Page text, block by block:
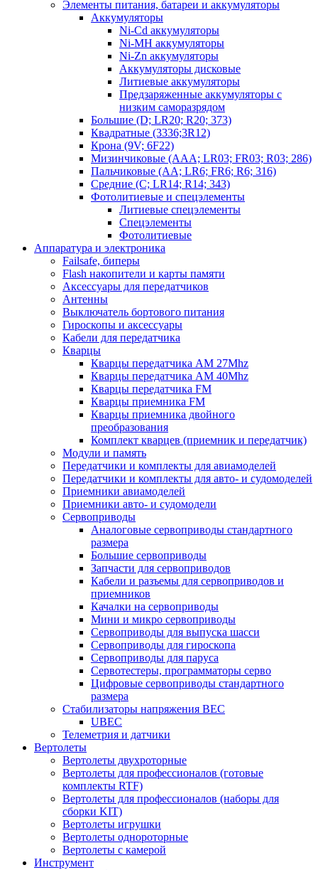
Элементы питания, батареи и аккумуляторы
Аккумуляторы
Ni-Cd аккумуляторы
Ni-MH аккумуляторы
Ni-Zn аккумуляторы
Аккумуляторы дисковые
Литиевые аккумуляторы
Предзаряженные аккумуляторы с
низким саморазрядом
Большие (D; LR20; R20; 373)
Квадратные (3336;3R12)
Крона (9V; 6F22)
Мизинчиковые (AAA; LR03; FR03; R03; 286)
Пальчиковые (AA; LR6; FR6; R6; 316)
Средние (C; LR14; R14; 343)
Фотолитиевые и спецэлементы
Литиевые спецэлементы
Спецэлементы
Фотолитиевые
Аппаратура и электроника
Failsafe, биперы
Flash накопители и карты памяти
Аксессуары для передатчиков
Антенны
Выключатель бортового питания
Гироскопы и аксессуары
Кабели для передатчика
Кварцы
Кварцы передатчика AM 27Mhz
Кварцы передатчика AM 40Mhz
Кварцы передатчика FM
Кварцы приемника FM
Кварцы приемника двойного
преобразования
Комплект кварцев (приемник и передатчик)
Модули и память
Передатчики и комплекты для авиамоделей
Передатчики и комплекты для авто- и судомоделей
Приемники авиамоделей
Приемники авто- и судомодели
Сервоприводы
Аналоговые сервоприводы стандартного
размера
Большие сервоприводы
Запчасти для сервоприводов
Кабели и разъемы для сервоприводов и
приемников
Качалки на сервоприводы
Мини и микро сервоприводы
Сервоприводы для выпуска шасси
Сервоприводы для гироскопа
Сервоприводы для паруса
Сервотестеры, программаторы серво
Цифровые сервоприводы стандартного
размера
Стабилизаторы напряжения BEC
UBEC
Телеметрия и датчики
Вертолеты
Вертолеты двухроторные
Вертолеты для профессионалов (готовые
комплекты RTF)
Вертолеты для профессионалов (наборы для
сборки KIT)
Вертолеты игрушки
Вертолеты однороторные
Вертолеты с камерой
Инструмент